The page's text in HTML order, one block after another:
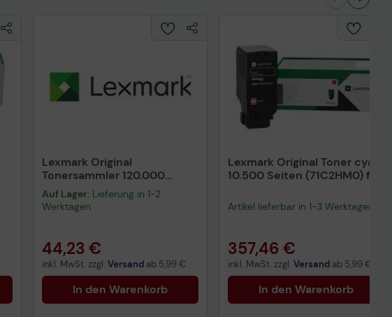
Lexmark Original
Tonersammler 120.000
Seiten (77L0W00) für
CS963, CX833
Auf Lager: Lieferung in 1-2
Werktagen
44,23 €
inkl. MwSt. zzgl. Versand ab 5,99 €
In den Warenkorb
Lexmark Original Toner cyan
10.500 Seiten (71C2HM0) für
CX730de, CX735adse
Artikel lieferbar in 1-3 Werktagen.
357,46 €
inkl. MwSt. zzgl. Versand ab 5,99 €
In den Warenkorb